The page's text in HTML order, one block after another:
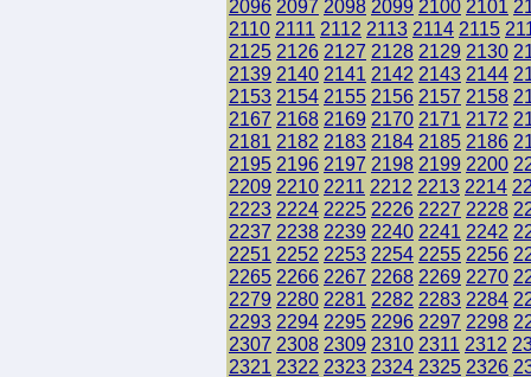
2096 2097 2098 2099 2100 2101
2110 2111 2112 2113 2114 2115
2125 2126 2127 2128 2129 2130
2139 2140 2141 2142 2143 2144
2153 2154 2155 2156 2157 2158
2167 2168 2169 2170 2171 2172
2181 2182 2183 2184 2185 2186
2195 2196 2197 2198 2199 2200
2209 2210 2211 2212 2213 2214
2223 2224 2225 2226 2227 2228
2237 2238 2239 2240 2241 2242
2251 2252 2253 2254 2255 2256
2265 2266 2267 2268 2269 2270
2279 2280 2281 2282 2283 2284
2293 2294 2295 2296 2297 2298
2307 2308 2309 2310 2311 2312
2321 2322 2323 2324 2325 2326